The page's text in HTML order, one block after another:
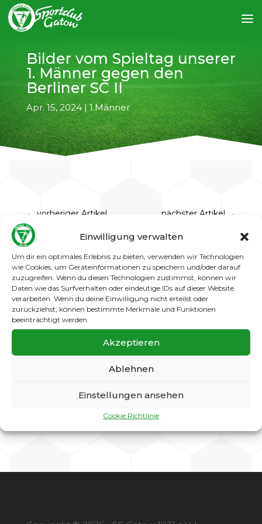
Einwilligung verwalten
Um dir ein optimales Erlebnis zu bieten, verwenden wir Technologien
wie Cookies, um Geräteinformationen zu speichern und/oder darauf
zuzugreifen. Wenn du diesen Technologien zustimmst, können wir
Daten wie das Surfverhalten oder eindeutige IDs auf dieser Website
verarbeiten. Wenn du deine Einwilligung nicht erteilst oder
zurückziehst, können bestimmte Merkmale und Funktionen
beeinträchtigt werden.
Akzeptieren
Ablehnen
Einstellungen ansehen
Cookie Richtlinie
Bilder vom Spieltag unserer
1. Männer gegen den
Berliner SC II
Apr. 15, 2024|1.Männer
← vorheriger Artikel nächster Artikel →
Endstand: 2:0